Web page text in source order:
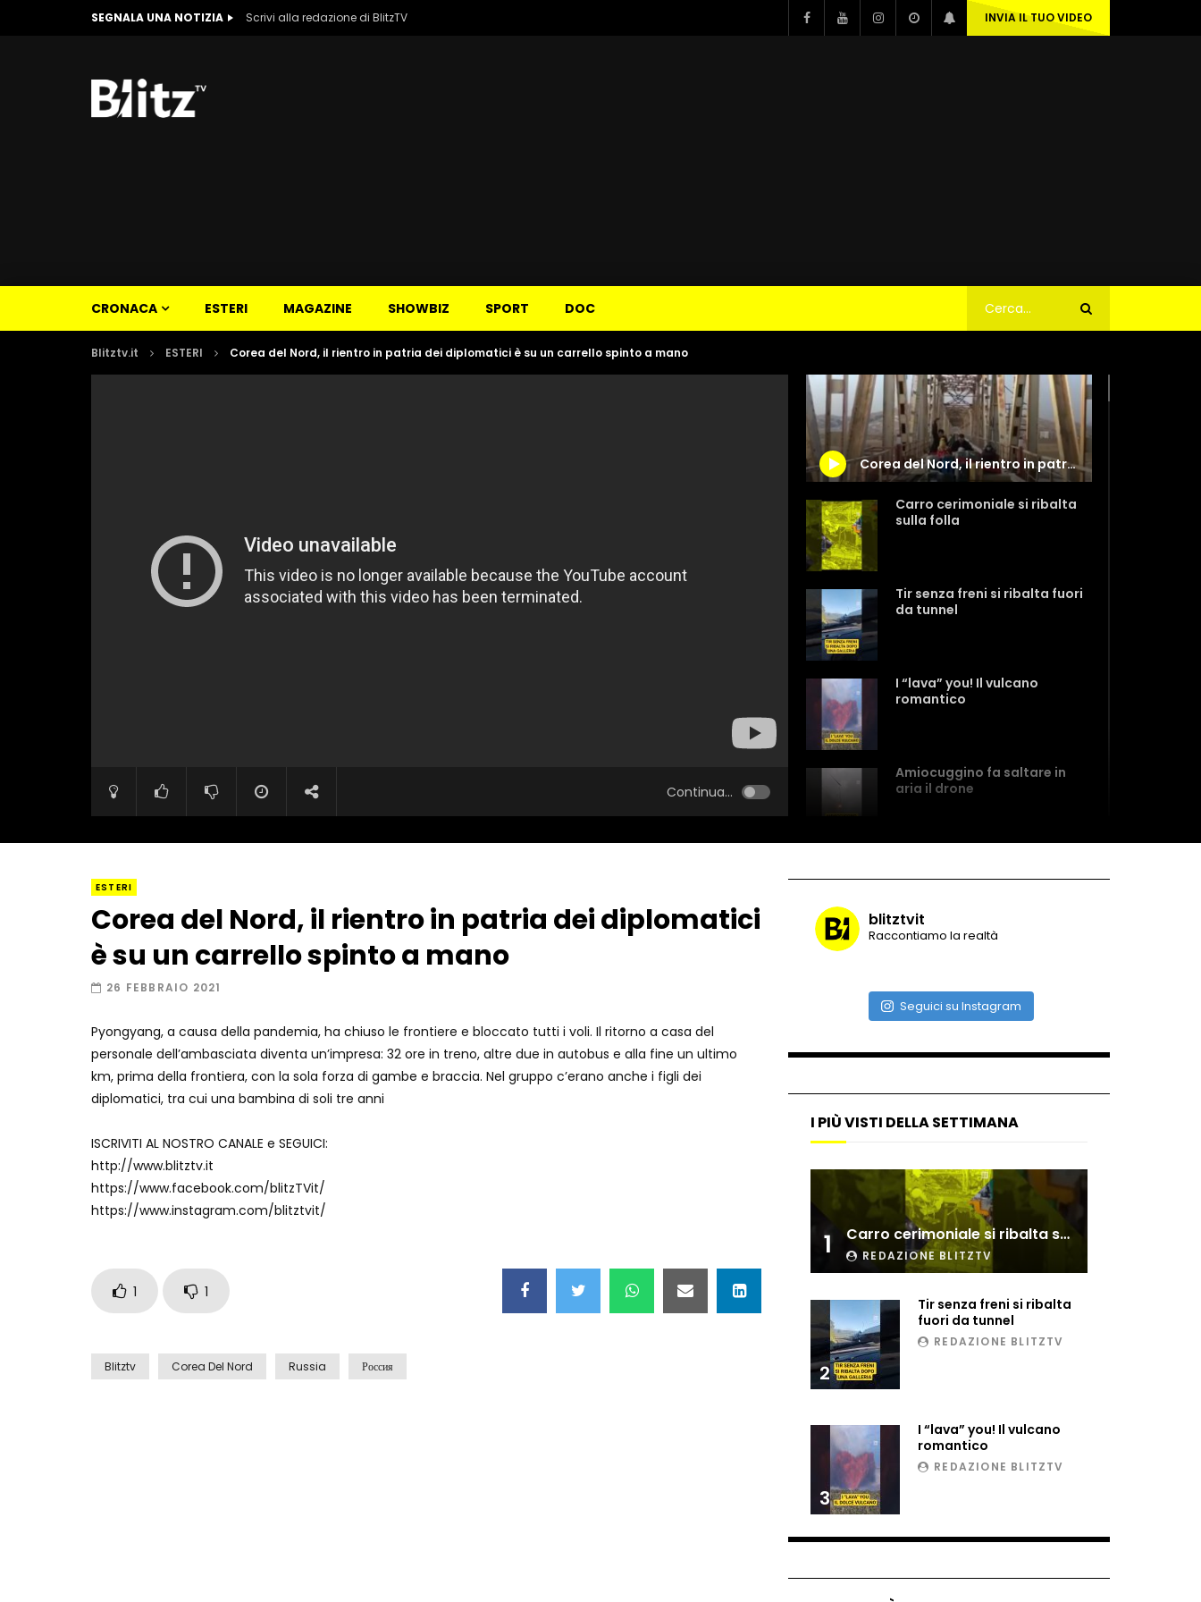
SEGNALA UNA NOTIZIA Scrivi alla redazione di BlitzTV INVIA IL TUO VIDEO
CRONACA ESTERI MAGAZINE SHOWBIZ SPORT DOC
Blitztv.it ESTERI Corea del Nord, il rientro in patria dei diplomatici è su un carrello spinto a mano
Continua...
Corea del Nord, il rientro in patria dei diplomatici è su un carrello spinto a mano
Carro cerimoniale si ribalta
sulla folla
Tir senza freni si ribalta fuori
da tunnel
I “lava” you! Il vulcano
romantico
Amiocuggino fa saltare in
aria il drone
dopo incidente
Nei casinò arriva il cambio
Esplode cabina elettrica
sotterranea
Grattacielo crolla per un
incendio
Ammiocuggino con la ruspa…
ESTERI
Corea del Nord, il rientro in patria dei diplomatici
è su un carrello spinto a mano
26 FEBBRAIO 2021
Pyongyang, a causa della pandemia, ha chiuso le frontiere e bloccato tutti i voli. Il ritorno a casa del
personale dell’ambasciata diventa un’impresa: 32 ore in treno, altre due in autobus e alla fine un ultimo
km, prima della frontiera, con la sola forza di gambe e braccia. Nel gruppo c’erano anche i figli dei
diplomatici, tra cui una bambina di soli tre anni
ISCRIVITI AL NOSTRO CANALE e SEGUICI:
http://www.blitztv.it
https://www.facebook.com/blitzTVit/
https://www.instagram.com/blitztvit/
1 1
Blitztv Corea Del Nord Russia Россия
blitztvit
Raccontiamo la realtà
Seguici su Instagram
I PIÙ VISTI DELLA SETTIMANA
1 Carro cerimoniale si ribalta sulla folla
REDAZIONE BLITZTV
2
Tir senza freni si ribalta
fuori da tunnel
REDAZIONE BLITZTV
3
I “lava” you! Il vulcano
romantico
REDAZIONE BLITZTV